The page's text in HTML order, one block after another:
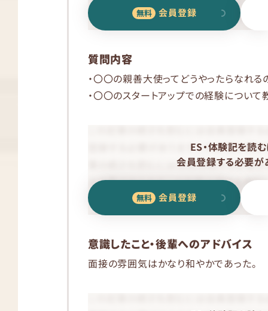
会員登録
質問内容
・〇〇の親善大使ってどうやったらなれる
・〇〇のスタートアップでの経験について
ES・体験記を読む
会員登録する必要が
会員登録
意識したこと・後輩へのアドバイス
面接の雰囲気はかなり和やかであった。